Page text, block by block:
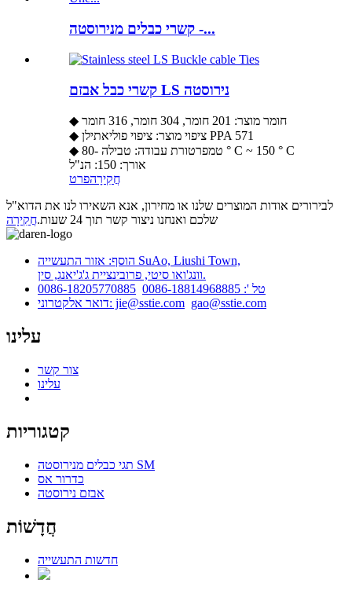
קשרי כבלים מנירוסטה -...
קשרי כבל אבזם LS נירוסטה
◆ חומר מוצר: 201 חומר, 304 חומר, 316 חומר
◆ ציפוי מוצר: ציפוי פוליאתילן PPA 571
◆ טמפרטורת עבודה: טבילה -80 ° C ~ 150 ° C
אורך: 150: הנ"ל
חֲקִירָהפרט
לבירורים אודות המוצרים שלנו או מחירון, אנא השאירו לנו את הדוא"ל
שלכם ואנחנו ניצור קשר תוך 24 שעות.
חֲקִירָה
הוסף: אזור התעשייה SuAo, Liushi Town,
וונג'ואו סיטי, פרובינציית ג'ג'יאנג, סין.
טל ': 0086-18814968885
0086-18205770885
דואר אלקטרוני: jie@sstie.com gao@sstie.com
עלינו
צור קשר
עלינו
קטגוריות
תגי כבלים מנירוסטה SM
כדרור אס
אבזם נירוסטה
חֲדָשׁוֹת
חדשות התעשייה